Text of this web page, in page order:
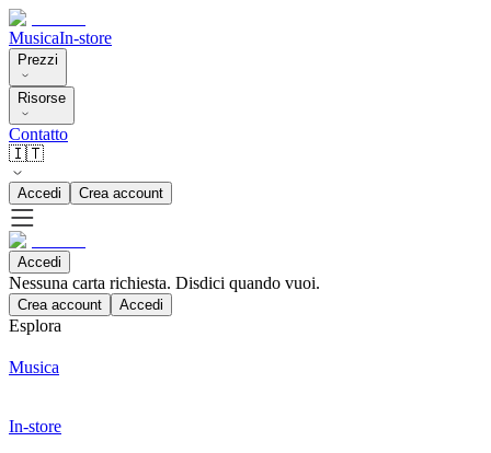
MusicaIn-store
Prezzi
Risorse
Contatto
🇮🇹
Accedi Crea account
Accedi
Nessuna carta richiesta. Disdici quando vuoi.
Crea account Accedi
Esplora
Musica
In-store